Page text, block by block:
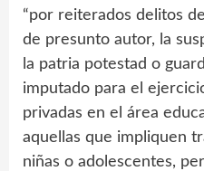
“por reiterados delitos
de presunto autor, la
la patria potestad o
imputado para el
privadas en el área
aquellas que impliquen
niñas o adolescentes,